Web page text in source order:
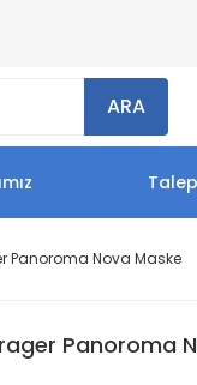
ARA
Panoroma Nova Maske
Panoroma